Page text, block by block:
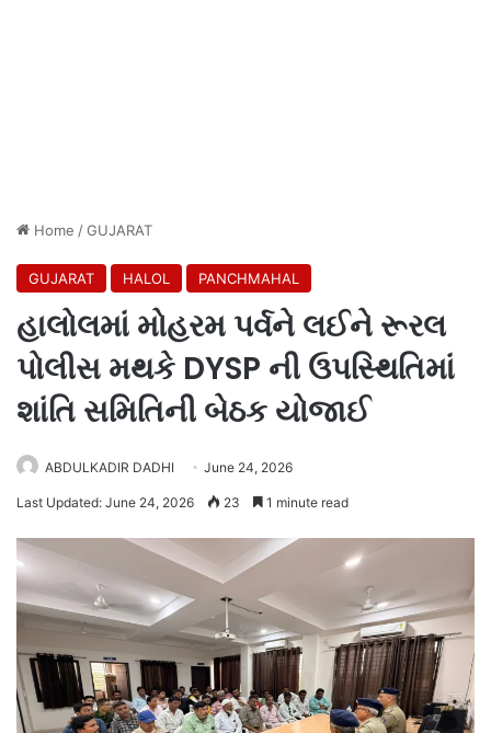
Home /GUJARAT
GUJARAT HALOL PANCHMAHAL
હાલોલમાં મોહરમ પર્વને લઈને રૂરલ
પોલીસ મથકે DYSP ની ઉપસ્થિતિમાં
શાંતિ સમિતિની બેઠક યોજાઈ
ABDULKADIR DADHI June 24, 2026
Last Updated: June 24, 2026 23 1 minute read